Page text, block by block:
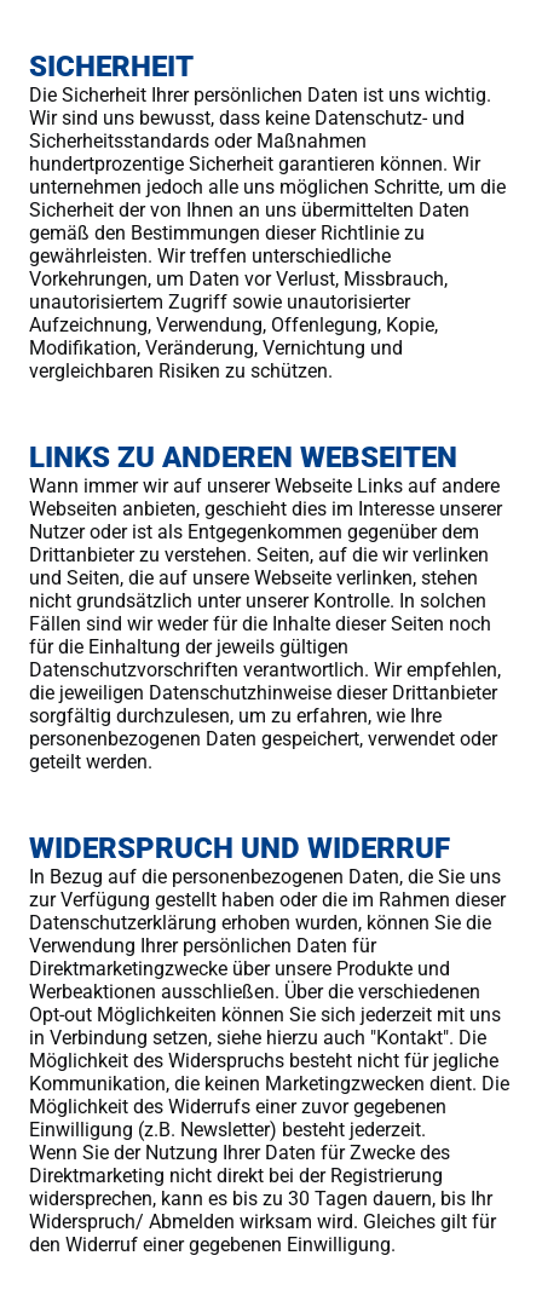
SICHERHEIT
Die Sicherheit Ihrer persönlichen Daten ist uns wichtig.
Wir sind uns bewusst, dass keine Datenschutz- und
Sicherheitsstandards oder Maßnahmen
hundertprozentige Sicherheit garantieren können. Wir
unternehmen jedoch alle uns möglichen Schritte, um die
Sicherheit der von Ihnen an uns übermittelten Daten
gemäß den Bestimmungen dieser Richtlinie zu
gewährleisten. Wir treffen unterschiedliche
Vorkehrungen, um Daten vor Verlust, Missbrauch,
unautorisiertem Zugriff sowie unautorisierter
Aufzeichnung, Verwendung, Offenlegung, Kopie,
Modifikation, Veränderung, Vernichtung und
vergleichbaren Risiken zu schützen.
LINKS ZU ANDEREN WEBSEITEN
Wann immer wir auf unserer Webseite Links auf andere
Webseiten anbieten, geschieht dies im Interesse unserer
Nutzer oder ist als Entgegenkommen gegenüber dem
Drittanbieter zu verstehen. Seiten, auf die wir verlinken
und Seiten, die auf unsere Webseite verlinken, stehen
nicht grundsätzlich unter unserer Kontrolle. In solchen
Fällen sind wir weder für die Inhalte dieser Seiten noch
für die Einhaltung der jeweils gültigen
Datenschutzvorschriften verantwortlich. Wir empfehlen,
die jeweiligen Datenschutzhinweise dieser Drittanbieter
sorgfältig durchzulesen, um zu erfahren, wie Ihre
personenbezogenen Daten gespeichert, verwendet oder
geteilt werden.
WIDERSPRUCH UND WIDERRUF
In Bezug auf die personenbezogenen Daten, die Sie uns
zur Verfügung gestellt haben oder die im Rahmen dieser
Datenschutzerklärung erhoben wurden, können Sie die
Verwendung Ihrer persönlichen Daten für
Direktmarketingzwecke über unsere Produkte und
Werbeaktionen ausschließen. Über die verschiedenen
Opt-out Möglichkeiten können Sie sich jederzeit mit uns
in Verbindung setzen, siehe hierzu auch "Kontakt". Die
Möglichkeit des Widerspruchs besteht nicht für jegliche
Kommunikation, die keinen Marketingzwecken dient. Die
Möglichkeit des Widerrufs einer zuvor gegebenen
Einwilligung (z.B. Newsletter) besteht jederzeit.
Wenn Sie der Nutzung Ihrer Daten für Zwecke des
Direktmarketing nicht direkt bei der Registrierung
widersprechen, kann es bis zu 30 Tagen dauern, bis Ihr
Widerspruch/ Abmelden wirksam wird. Gleiches gilt für
den Widerruf einer gegebenen Einwilligung.